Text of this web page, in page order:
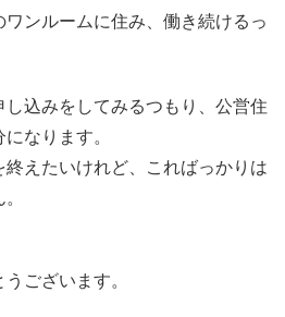
ンルームに住み、働き続けるっ
込みをしてみるつもり、公営住
なります。
えたいけれど、こればっかりは
ございます。